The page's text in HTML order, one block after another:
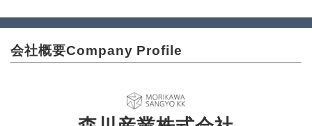
会社概要Company Profile